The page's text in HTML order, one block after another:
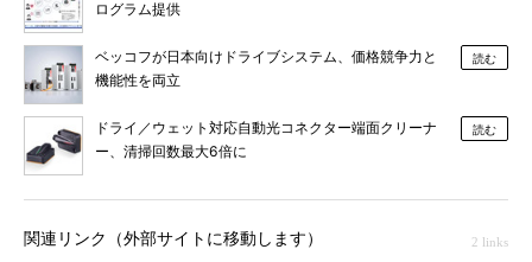
ログラム提供
ベッコフが日本向けドライブシステム、価格競争力と
機能性を両立
読む
ドライ／ウェット対応自動光コネクター端面クリーナ
ー、清掃回数最大6倍に
読む
関連リンク（外部サイトに移動します） 2 links